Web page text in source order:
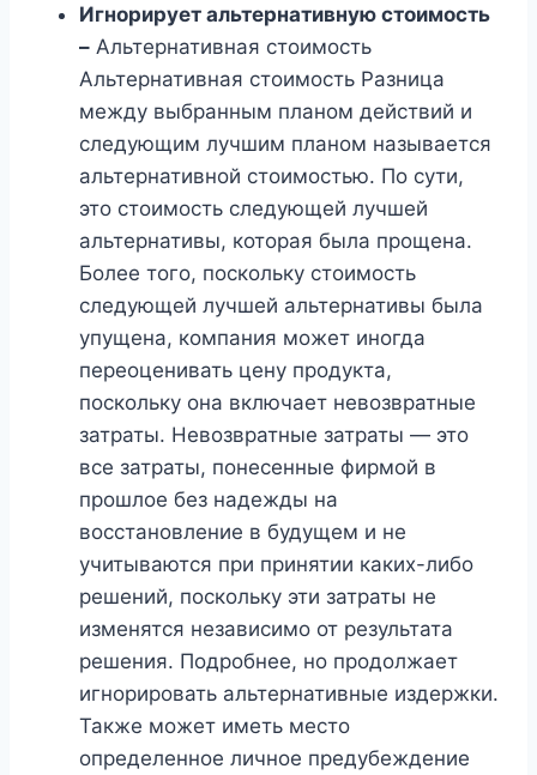
Игнорирует альтернативную стоимость
– Альтернативная стоимость
Альтернативная стоимость Разница
между выбранным планом действий и
следующим лучшим планом называется
альтернативной стоимостью. По сути,
это стоимость следующей лучшей
альтернативы, которая была прощена.
Более того, поскольку стоимость
следующей лучшей альтернативы была
упущена, компания может иногда
переоценивать цену продукта,
поскольку она включает невозвратные
затраты. Невозвратные затраты — это
все затраты, понесенные фирмой в
прошлое без надежды на
восстановление в будущем и не
учитываются при принятии каких-либо
решений, поскольку эти затраты не
изменятся независимо от результата
решения. Подробнее, но продолжает
игнорировать альтернативные издержки.
Также может иметь место
определенное личное предубеждение